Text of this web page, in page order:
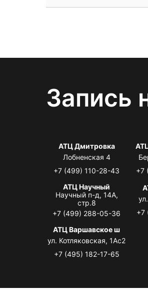
Запись
АТЦ Дмитровка
Лобненская 4
+7 (499) 110-28-43
+7
АТЦ Научный
Научный п-д, 14А,
стр.8
+7 (499) 288-05-36
+7
АТЦ Варшавское ш
ул. Котляковская, 1Ас2
+7 (495) 182-17-65